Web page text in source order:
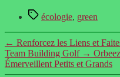
Étiquettes
écologie, green
← Renforcez les Liens et
Team Building Golf →
Émerveillent Petits et Grands